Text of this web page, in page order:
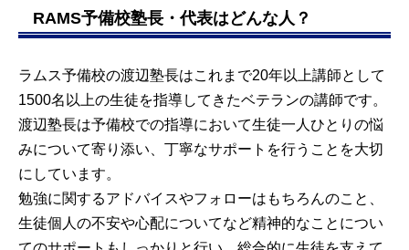
RAMS予備校塾長・代表はどんな人？
ラムス予備校の渡辺塾長はこれまで20年以上講師として
1500名以上の生徒を指導してきたベテランの講師です。
渡辺塾長は予備校での指導において生徒一人ひとりの悩
みについて寄り添い、丁寧なサポートを行うことを大切
にしています。
勉強に関するアドバイスやフォローはもちろんのこと、
生徒個人の不安や心配についてなど精神的なことについ